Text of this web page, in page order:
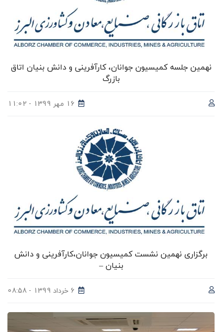
نهمین جلسه کمیسیون جوانان، کارآفرینی و دانش بنیان اتاق
بازرگ
16 مهر 1399 - 11:02
برگزاری نهمین نشست کمیسیون جوانان،کارآفرینی و دانش
بنیان –
6 خرداد 1399 - 08:58